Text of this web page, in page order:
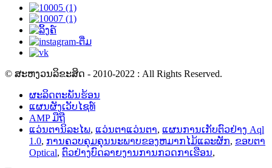
© ສະຫງວນລິຂະສິດ - 2010-2022 : All Rights Reserved.
ຜະລິດຕະພັນຮ້ອນ
ແຜນຜັງເວັບໄຊທ໌
AMP ມືຖື
ແວ່ນຕານິລະໄພ, ແວ່ນຕາແວ່ນຕາ, ແຜນການເກັບຕົວຢ່າງ Aql
1.0, ການຄວບຄຸມຄຸນນະພາບຂອງຫມາກໄມ້ແລະຜັກ, ຂອບຕາ
Optical, ຕົວຢ່າງບົດລາຍງານການກວດກາເຮືອນ,